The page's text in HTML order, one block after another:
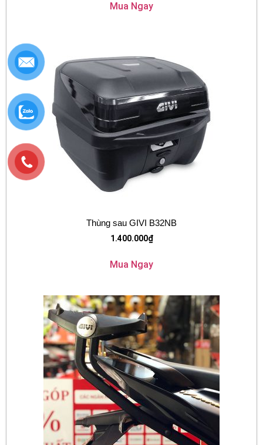
Mua Ngay
Thùng sau GIVI B32NB
1.400.000₫
Mua Ngay